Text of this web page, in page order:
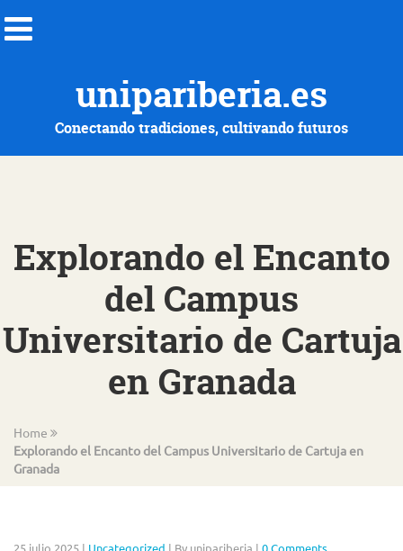
unipariberia.es
Conectando tradiciones, cultivando futuros
Explorando el Encanto
del Campus
Universitario de Cartuja
en Granada
Home
Explorando el Encanto del Campus Universitario de Cartuja en
Granada
25 julio 2025 | Uncategorized | By unipariberia | 0 Comments